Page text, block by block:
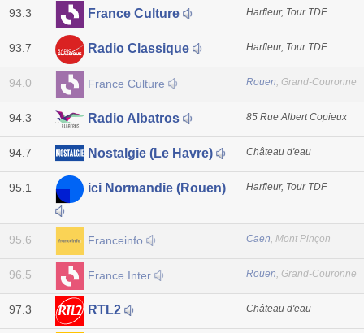
93.3 France Culture Harfleur, Tour TDF
93.7 Radio Classique Harfleur, Tour TDF
94.0 France Culture Rouen, Grand-Couronne
94.3 Radio Albatros 85 Rue Albert Copieux
94.7 Nostalgie (Le Havre) Château d'eau
95.1 ici Normandie (Rouen) Harfleur, Tour TDF
95.6 Franceinfo Caen, Mont Pinçon
96.5 France Inter Rouen, Grand-Couronne
97.3 RTL2 Château d'eau